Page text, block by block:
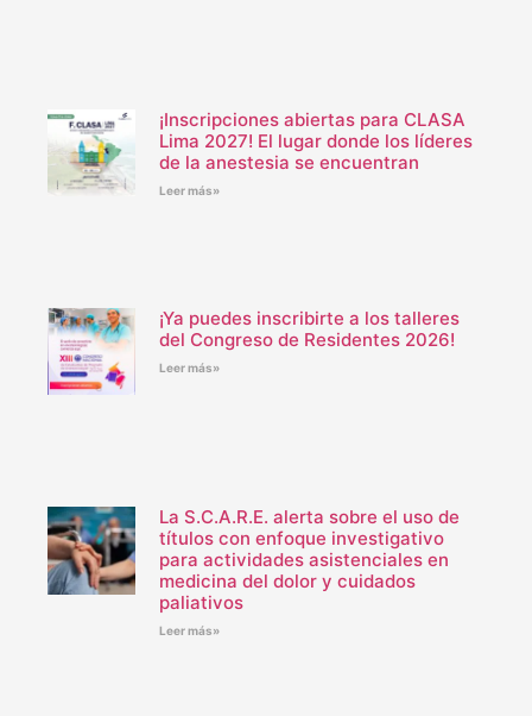
¡Inscripciones abiertas para CLASA
Lima 2027! El lugar donde los líderes
de la anestesia se encuentran
Leer más»
¡Ya puedes inscribirte a los talleres
del Congreso de Residentes 2026!
Leer más»
La S.C.A.R.E. alerta sobre el uso de
títulos con enfoque investigativo
para actividades asistenciales en
medicina del dolor y cuidados
paliativos
Leer más»